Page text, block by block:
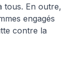
tous. En outre,
engagés
contre la